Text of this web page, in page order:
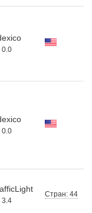
0.0
0.0
3.4
Стран: 44